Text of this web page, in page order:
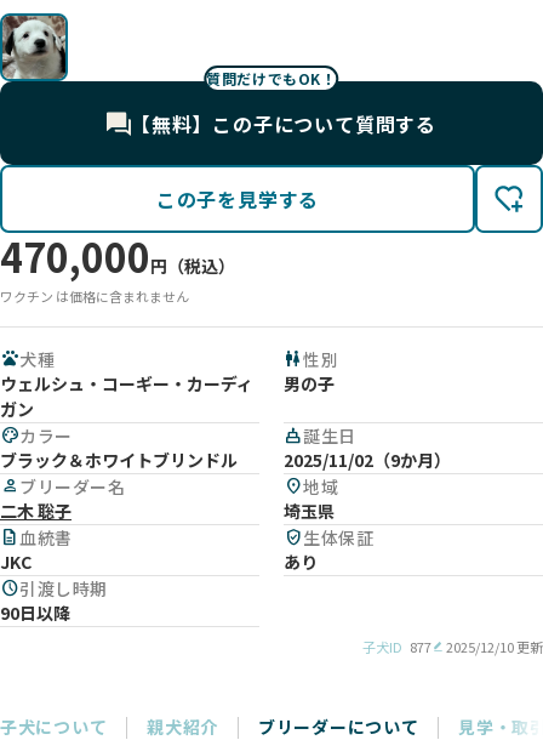
質問だけでもOK！
【無料】この子について質問する
この子を見学する
470,000円（税込）
ワクチン は価格に含まれません
pets犬種
ウェルシュ・コーギー・カーディ
ガン
wc性別
男の子
paletteカラー
ブラック＆ホワイトブリンドル
cake誕生日
2025/11/02（9か月）
person ブリーダー名
二木 聡子
location_on地域
埼玉県
description血統書
JKC
verified_user生体保証
あり
schedule引渡し時期
90日以降
子犬ID 877 2025/12/10 更新
子犬について 親犬紹介 ブリーダーについて 見学・取